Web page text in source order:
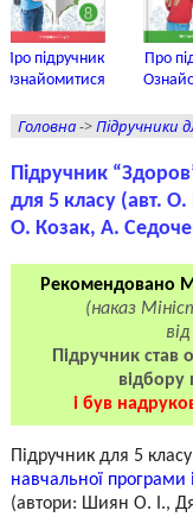
Про підручник
Ознайомитися
Про
Головна->Підручники
Підручник
для 5 класу (авт.
О. Козак, А.
Рекомендовано
(наказ
Підручник став
відбору
і був
Підручник для 5
навчальної програми
(автори: Шиян О. І.,